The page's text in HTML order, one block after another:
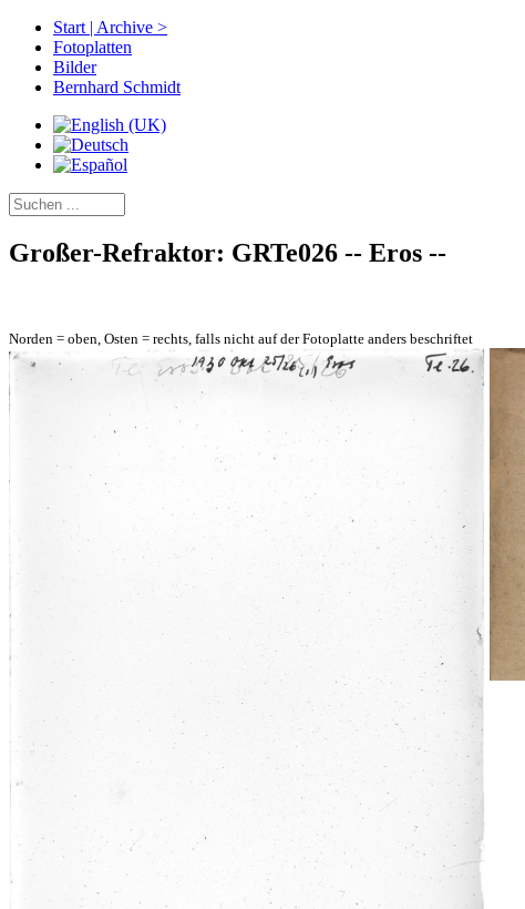
Start | Archive >
Fotoplatten
Bilder
Bernhard Schmidt
Großer-Refraktor: GRTe026 -- Eros --
Norden = oben, Osten = rechts, falls nicht auf der Fotoplatte anders beschriftet